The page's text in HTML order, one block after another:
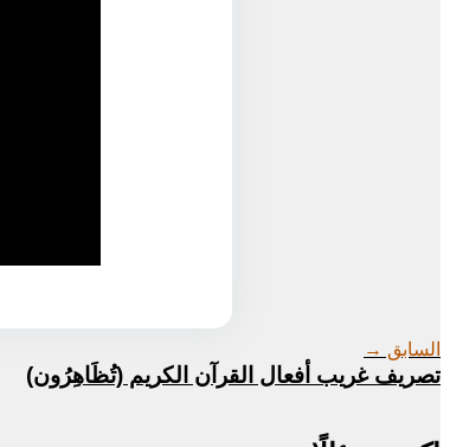
السابق →
تصريف غريب أفعال القرآن الكريم (تُظَاهِرُون)